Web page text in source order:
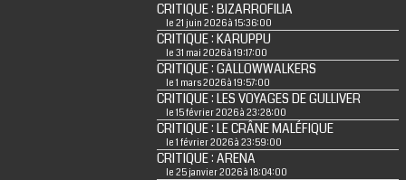
CRITIQUE : BIZARROFILIA
le 21 juin 2026 à 15:36:00
CRITIQUE : KARUPPU
le 31 mai 2026 à 19:17:00
CRITIQUE : GALLOWWALKERS
le 1 mars 2026 à 19:57:00
CRITIQUE : LES VOYAGES DE GULLIVER
le 15 février 2026 à 23:28:00
CRITIQUE : LE CRÂNE MALÉFIQUE
le 1 février 2026 à 23:59:00
CRITIQUE : ARENA
le 25 janvier 2026 à 18:04:00